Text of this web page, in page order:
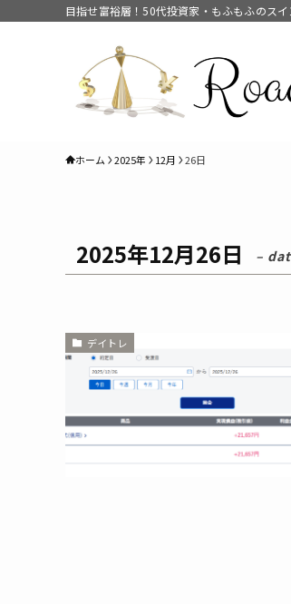
目指せ富裕層！50代投資家・もふもふのス
ホーム 2025年 12月 26日
2025年12月26日 –
デイトレ